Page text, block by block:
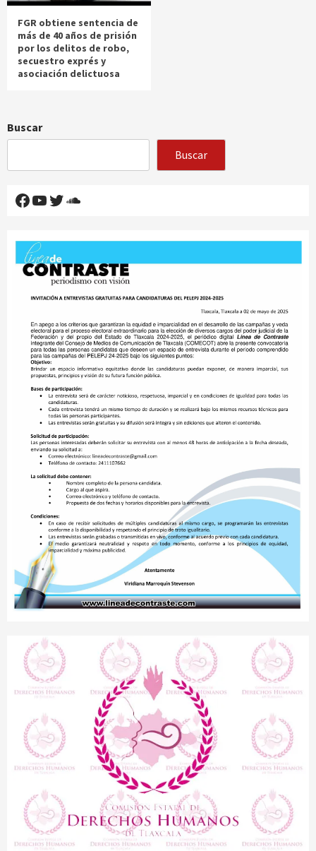
FGR obtiene sentencia de
más de 40 años de prisión
por los delitos de robo,
secuestro exprés y
asociación delictuosa
Buscar
Buscar
Facebook
YouTube
Twitter
SoundCloud